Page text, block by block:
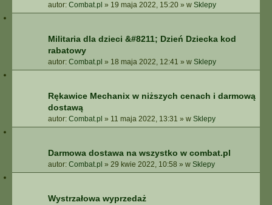
autor: Combat.pl » 19 maja 2022, 15:20 » w Sklepy
Militaria dla dzieci &#8211; Dzień Dziecka kod
rabatowy
autor: Combat.pl » 18 maja 2022, 12:41 » w Sklepy
Rękawice Mechanix w niższych cenach i darmową
dostawą
autor: Combat.pl » 11 maja 2022, 13:31 » w Sklepy
Darmowa dostawa na wszystko w combat.pl
autor: Combat.pl » 29 kwie 2022, 10:58 » w Sklepy
Wystrzałowa wyprzedaż